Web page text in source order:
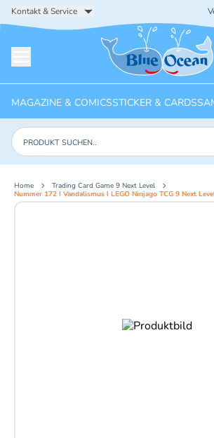
Kontakt & Service
Startseite
MAGAZINE & COMICSSTICKER & CARDS
Produkte suchen
Home
Trading Card Game 9 Next Level
Nummer 172 I Vandalismus I LEGO Ninjago TCG 9 Next